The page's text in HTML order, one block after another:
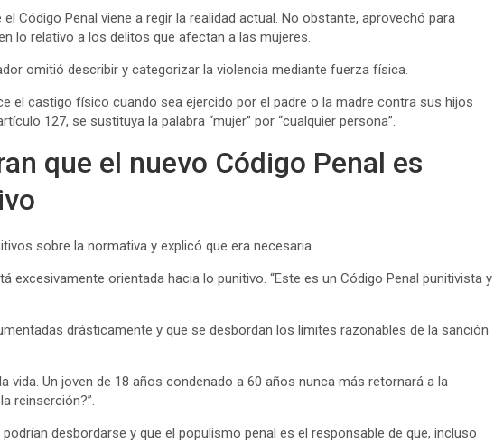
Código Penal viene a regir la realidad actual. No obstante, aprovechó para
lo relativo a los delitos que afectan a las mujeres.
omitió describir y categorizar la violencia mediante fuerza física.
el castigo físico cuando sea ejercido por el padre o la madre contra sus hijos
127, se sustituya la palabra “mujer” por “cualquier persona”.
que el nuevo Código Penal es
sobre la normativa y explicó que era necesaria.
excesivamente orientada hacia lo punitivo. “Este es un Código Penal punitivista y
drásticamente y que se desbordan los límites razonables de la sanción
vida. Un joven de 18 años condenado a 60 años nunca más retornará a la
reinserción?”.
desbordarse y que el populismo penal es el responsable de que, incluso